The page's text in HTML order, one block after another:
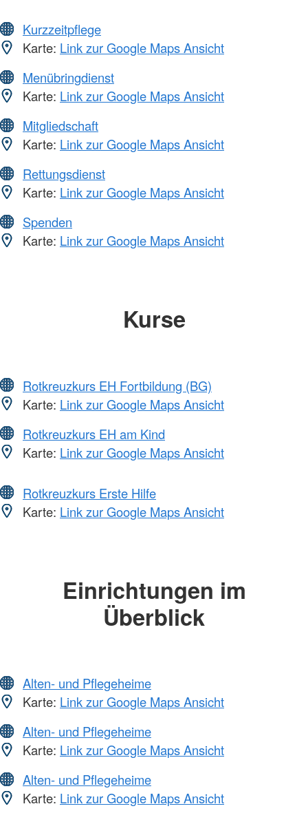
Kurzzeitpflege
Karte: Link zur Google Maps Ansicht
Menübringdienst
Karte: Link zur Google Maps Ansicht
Mitgliedschaft
Karte: Link zur Google Maps Ansicht
Rettungsdienst
Karte: Link zur Google Maps Ansicht
Spenden
Karte: Link zur Google Maps Ansicht
Kurse
Rotkreuzkurs EH Fortbildung (BG)
Karte: Link zur Google Maps Ansicht
Rotkreuzkurs EH am Kind
Karte: Link zur Google Maps Ansicht
Rotkreuzkurs Erste Hilfe
Karte: Link zur Google Maps Ansicht
Einrichtungen im
Überblick
Alten- und Pflegeheime
Karte: Link zur Google Maps Ansicht
Alten- und Pflegeheime
Karte: Link zur Google Maps Ansicht
Alten- und Pflegeheime
Karte: Link zur Google Maps Ansicht